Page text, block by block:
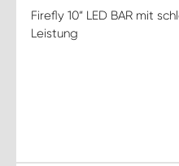
Firefly 10“ LED BAR mit
Leistung